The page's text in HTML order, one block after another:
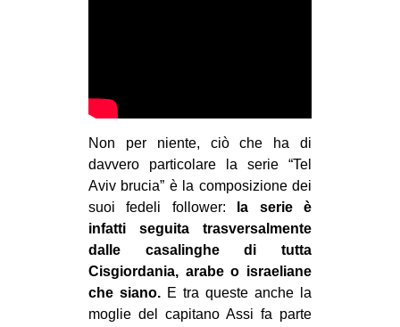
Non per niente, ciò che ha di
davvero particolare la serie “Tel
Aviv brucia” è la composizione dei
suoi fedeli follower:
la serie è
infatti seguita trasversalmente
dalle casalinghe di tutta
Cisgiordania, arabe o israeliane
che siano. E tra queste anche la
moglie del capitano Assi fa parte